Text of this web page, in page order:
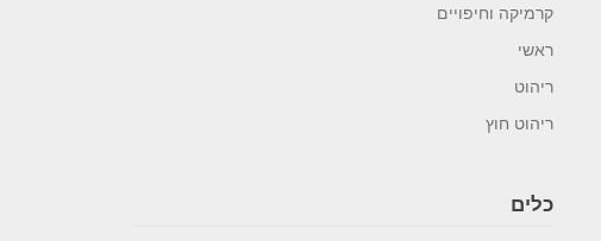
קרמיקה וחיפויים
ראשי
ריהוט
ריהוט חוץ
כלים